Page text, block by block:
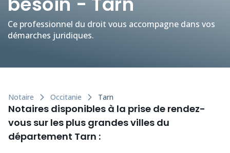
Ce professionnel du droit vous accompagne dans vos
démarches juridiques.
Notaire Occitanie Tarn
Notaires disponibles à la prise de rendez-
vous sur les plus grandes villes du
département Tarn :